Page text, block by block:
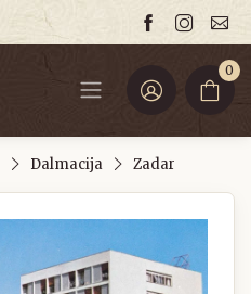
0
Dalmacija Zadar